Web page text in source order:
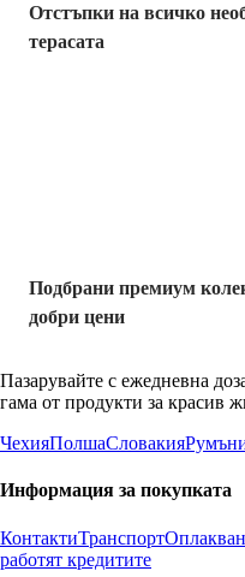
Отстъпки на всичко
терасата
Подбрани премиум
добри цени
Пазарувайте с ежедневна
гама от продукти за красив
ЧехияПолшаСловакия
Информация за покупката
КонтактиТранспорт
работят кредитите